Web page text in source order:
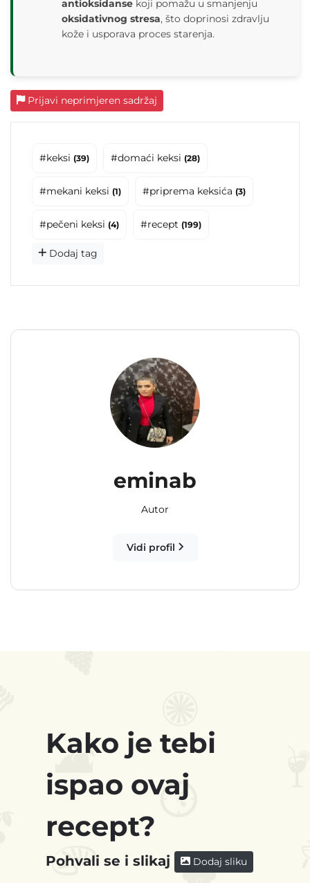
antioksidanse koji pomažu u smanjenju
oksidativnog stresa, što doprinosi zdravlju
kože i usporava proces starenja.
Prijavi neprimjeren sadržaj
#keksi (39) #domaći keksi (28)
#mekani keksi (1) #priprema keksića (3)
#pečeni keksi (4) #recept (199)
Dodaj tag
eminab
Autor
Vidi profil
Kako je tebi
ispao ovaj
recept?
Pohvali se i slikaj Dodaj sliku